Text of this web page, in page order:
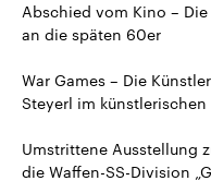
Abschied vom Kino –
an die späten 60er
War Games – Die
Steyerl im künstlerischen
Umstrittene Ausstellung
die Waffen-SS-Division